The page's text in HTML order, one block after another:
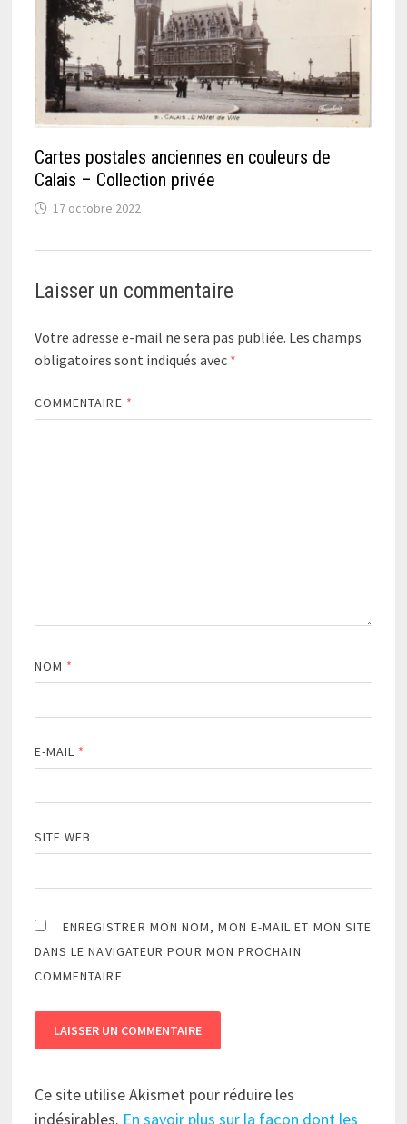
Cartes postales anciennes en couleurs de
Calais – Collection privée
17 octobre 2022
Laisser un commentaire
Votre adresse e-mail ne sera pas publiée. Les champs
obligatoires sont indiqués avec *
COMMENTAIRE *
NOM *
E-MAIL *
SITE WEB
ENREGISTRER MON NOM, MON E-MAIL ET MON SITE
DANS LE NAVIGATEUR POUR MON PROCHAIN
COMMENTAIRE.
Ce site utilise Akismet pour réduire les
indésirables. En savoir plus sur la façon dont les